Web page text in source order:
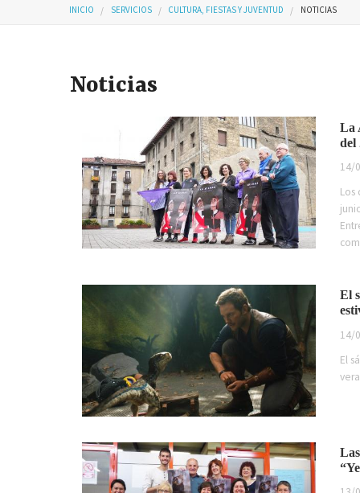
Usted está aquí
INICIO SERVICIOS CULTURA, FIESTAS Y JUVENTUD NOTICIAS
Noticias
La
del
14/
Los
El
14/
El